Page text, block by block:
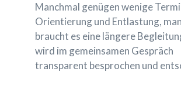
Manchmal genügen wenige
Orientierung und Entlastung,
braucht es eine längere
wird im gemeinsamen Gespräch
transparent besprochen und